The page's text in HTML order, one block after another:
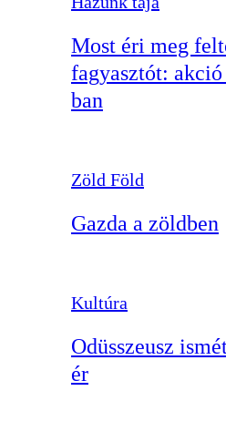
Most éri meg
fagyasztót: akció
ban
Zöld Föld
Gazda a zöldben
Kultúra
Odüsszeusz
ér